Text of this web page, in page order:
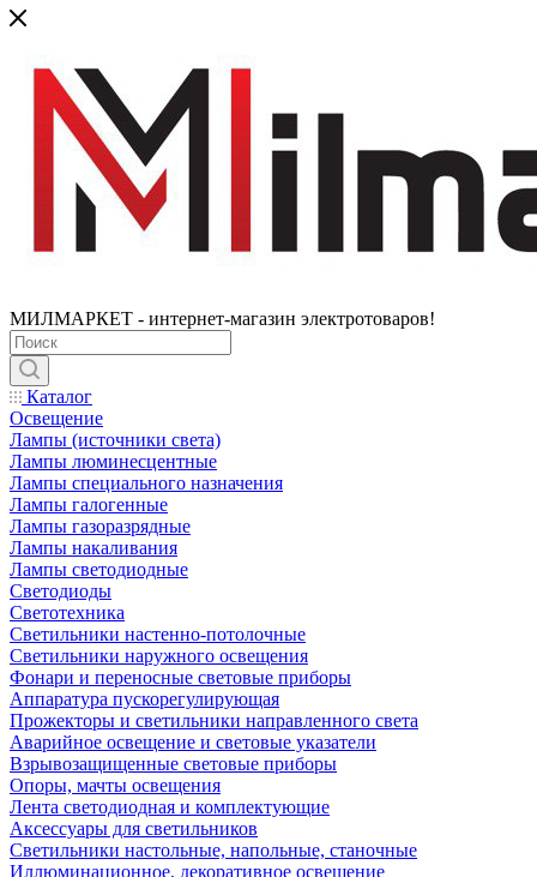
МИЛМАРКЕТ - интернет-магазин электротоваров!
Каталог
Освещение
Лампы (источники света)
Лампы люминесцентные
Лампы специального назначения
Лампы галогенные
Лампы газоразрядные
Лампы накаливания
Лампы светодиодные
Светодиоды
Светотехника
Светильники настенно-потолочные
Светильники наружного освещения
Фонари и переносные световые приборы
Аппаратура пускорегулирующая
Прожекторы и светильники направленного света
Аварийное освещение и световые указатели
Взрывозащищенные световые приборы
Опоры, мачты освещения
Лента светодиодная и комплектующие
Аксессуары для светильников
Светильники настольные, напольные, станочные
Иллюминационное, декоративное освещение